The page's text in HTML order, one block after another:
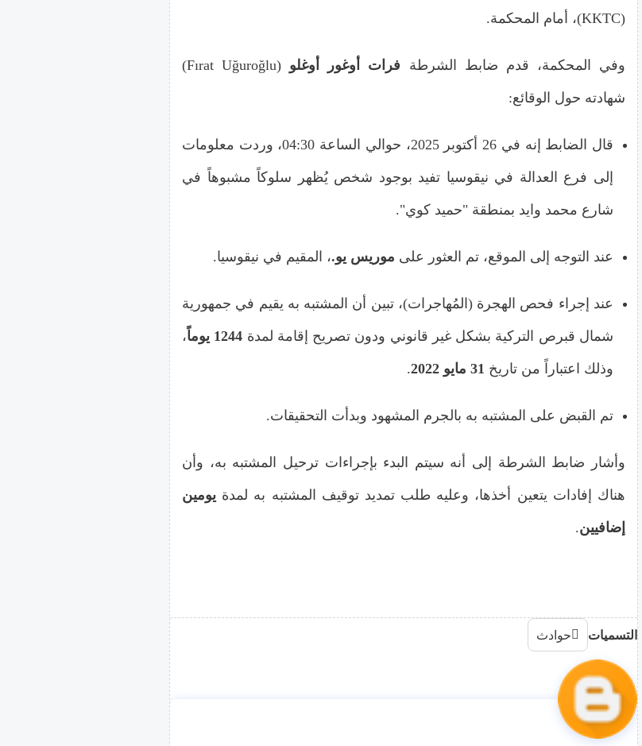
(KKTC)، أمام المحكمة.
وفي المحكمة، قدم ضابط الشرطة فرات أوغور أوغلو (Fırat Uğuroğlu)
شهادته حول الوقائع:
قال الضابط إنه في 26 أكتوبر 2025، حوالي الساعة 04:30، وردت معلومات
إلى فرع العدالة في نيقوسيا تفيد بوجود شخص يُظهر سلوكاً مشبوهاً في
شارع محمد وايد بمنطقة "حميد كوي".
عند التوجه إلى الموقع، تم العثور على موريس يو.، المقيم في نيقوسيا.
عند إجراء فحص الهجرة (المُهاجرات)، تبين أن المشتبه به يقيم في جمهورية
شمال قبرص التركية بشكل غير قانوني ودون تصريح إقامة لمدة 1244 يوماً ،
وذلك اعتباراً من تاريخ 31 مايو 2022 .
تم القبض على المشتبه به بالجرم المشهود وبدأت التحقيقات.
وأشار ضابط الشرطة إلى أنه سيتم البدء بإجراءات ترحيل المشتبه به، وأن
هناك إفادات يتعين أخذها، وعليه طلب تمديد توقيف المشتبه به لمدة يومين
إضافيين.
التسميات حوادث